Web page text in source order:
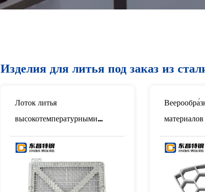
Изделия для литья под заказ из
Лоток литья
высокотемпературными
для термообработки